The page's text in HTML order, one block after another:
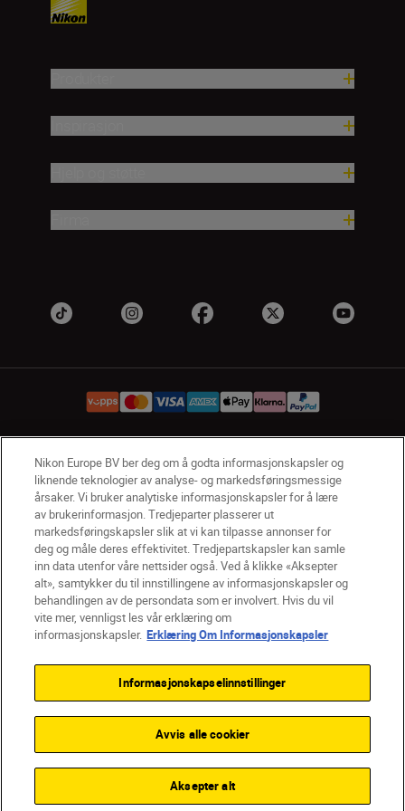
NO Nikon Sites
Kontakt oss Personvernerklæring
Bruksvilkår
Vilkår og betingelser for Nikon Store
Erklæring Om Informasjonskapsler
Tilgjengelighet
Innstillinger for informasjonskapsler
© 2026 Nikon
Back to top
Nikon Europe BV ber deg om å godta informasjonskapsler og
liknende teknologier av analyse- og markedsføringsmessige
årsaker. Vi bruker analytiske informasjonskapsler for å lære
av brukerinformasjon. Tredjeparter plasserer ut
markedsføringskapsler slik at vi kan tilpasse annonser for
deg og måle deres effektivitet. Tredjepartskapsler kan samle
inn data utenfor våre nettsider også. Ved å klikke «Aksepter
alt», samtykker du til innstillingene av informasjonskapsler og
behandlingen av de persondata som er involvert. Hvis du vil
vite mer, vennligst les vår erklæring om
informasjonskapsler. Erklæring Om Informasjonskapsler
Informasjonskapselinnstillinger
Avvis alle cookier
Aksepter alt